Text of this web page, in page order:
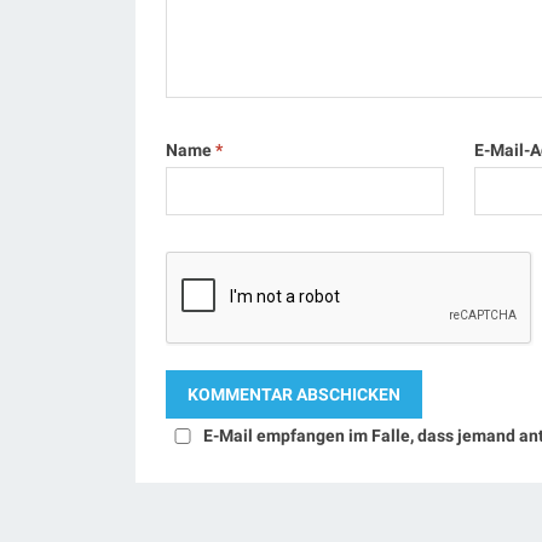
Name* E-Mail-
E-Mail empfangen im Falle, dass jemand